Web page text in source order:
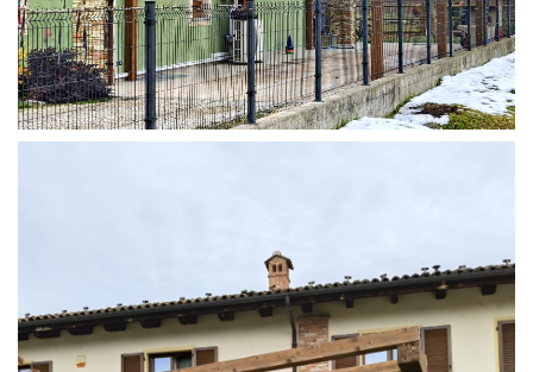
STRUTTURA ADDOSSATA IN LAMELLARE SU MISURA